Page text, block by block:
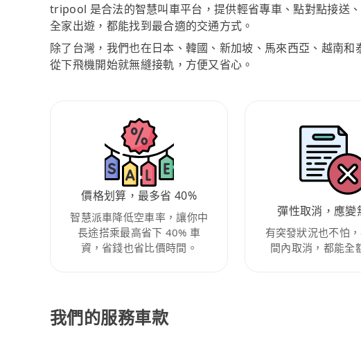
tripool 是合法的智慧叫車平台，提供輕省專車、點對點接送
全家出遊，都能找到最合適的交通方式。
除了台灣，我們也在日本、韓國、新加坡、馬來西亞、越南
從下飛機開始就無縫接軌，方便又省心。
價格划算，最多省 40%
智慧派車降低空車率，讓你中
長途搭乘最高省下 40% 車
資，省錢也省比價時間。
彈性取消，應變
有突發狀況也不怕
間內取消，都能全
我們的服務車款